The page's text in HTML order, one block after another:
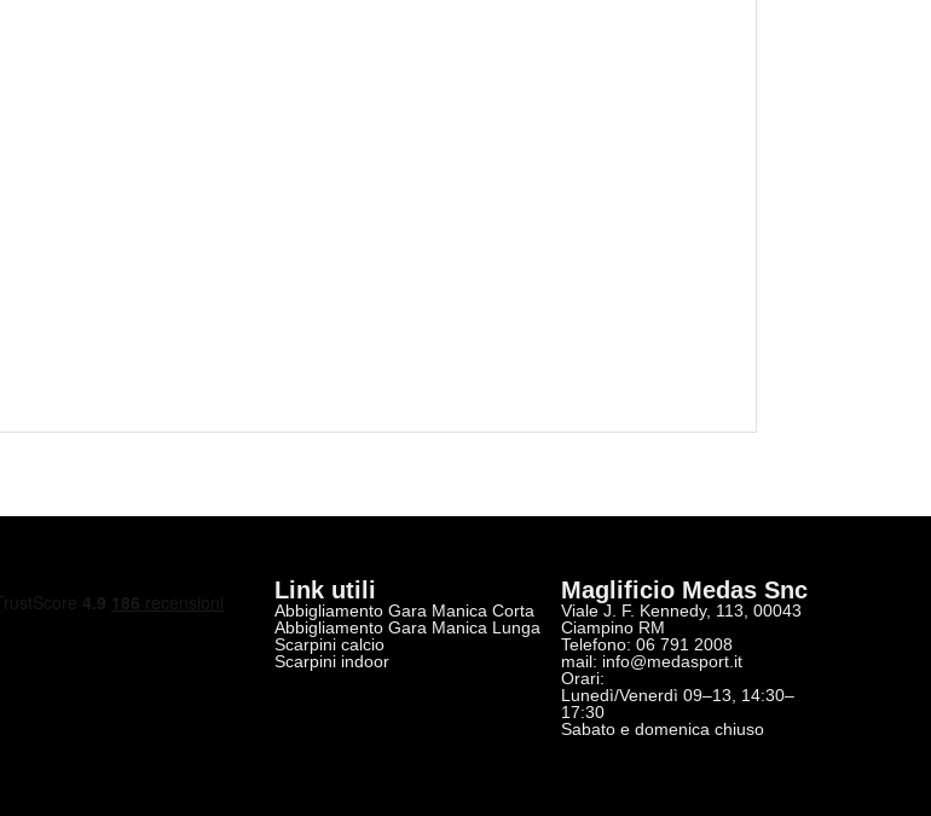
Link utili
Abbigliamento Gara Manica Corta
Abbigliamento Gara Manica Lunga
Scarpini calcio
Scarpini indoor
Maglificio Medas Snc
Viale J. F. Kennedy, 113, 00043
Ciampino RM
Telefono: 06 791 2008
mail: info@medasport.it
Orari:
Lunedì/Venerdì 09–13, 14:30–
17:30
Sabato e domenica chiuso